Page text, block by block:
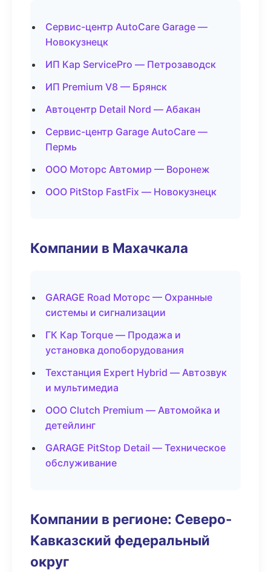
Сервис-центр AutoCare Garage —
Новокузнецк
ИП Кар ServicePro — Петрозаводск
ИП Premium V8 — Брянск
Автоцентр Detail Nord — Абакан
Сервис-центр Garage AutoCare —
Пермь
ООО Моторс Автомир — Воронеж
ООО PitStop FastFix — Новокузнецк
Компании в Махачкала
GARAGE Road Моторс — Охранные
системы и сигнализации
ГК Кар Torque — Продажа и
установка допоборудования
Техстанция Expert Hybrid — Автозвук
и мультимедиа
ООО Clutch Premium — Автомойка и
детейлинг
GARAGE PitStop Detail — Техническое
обслуживание
Компании в регионе: Северо-
Кавказский федеральный
округ